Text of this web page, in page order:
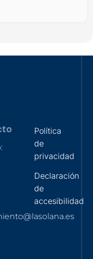
Política
de
privacidad
Declaración
de
accesibilidad